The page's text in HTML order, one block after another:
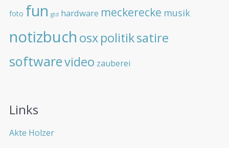
foto fun gtd hardware meckerecke musik
notizbuch osxpolitiksatire
softwarevideo zauberei
Links
Akte Holzer